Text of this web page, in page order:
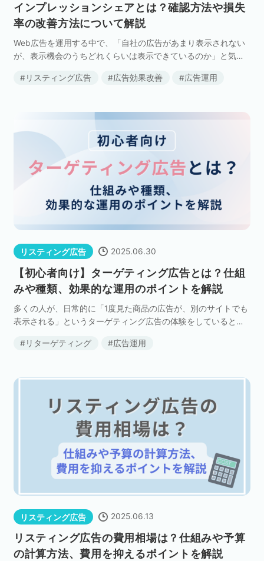
インプレッションシェアとは？確認方法や損失
率の改善方法について解説
Web広告を運用する中で、「自社の広告があまり表示されない
が、表示機会のうちどれくらいは表示できているのか」と気に
べき指標がインプレッションシェアです。 本記事で […]
リスティング広告 広告効果改善 広告運用
リスティング広告 2025.06.30
【初心者向け】ターゲティング広告とは？仕組
みや種類、効果的な運用のポイントを解説
多くの人が、日常的に「1度見た商品の広告が、別のサイトでも
表示される」というターゲティング広告の体験をしていると思
は、基本的な仕組みやターゲティングの種類、成功事 […]
リターゲティング 広告運用
リスティング広告 2025.06.13
リスティング広告の費用相場は？仕組みや予算
の計算方法、費用を抑えるポイントを解説